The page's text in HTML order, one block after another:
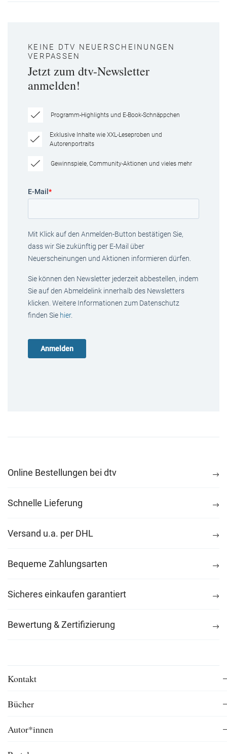
KEINE DTV NEUERSCHEINUNGEN
VERPASSEN
Jetzt zum dtv-Newsletter
anmelden!
Programm-Highlights und E-Book-Schnäppchen
Exklusive Inhalte wie XXL-Leseproben und
Autorenportraits
Gewinnspiele, Community-Aktionen und vieles mehr
E-Mail *
Mit Klick auf den Anmelden-Button bestätigen Sie,
dass wir Sie zukünftig per E-Mail über
Neuerscheinungen und Aktionen informieren dürfen.
Sie können den Newsletter jederzeit abbestellen, indem
Sie auf den Abmeldelink innerhalb des Newsletters
klicken. Weitere Informationen zum Datenschutz
finden Sie hier.
Online Bestellungen bei dtv
Schnelle Lieferung
Versand u.a. per DHL
Bequeme Zahlungsarten
Sicheres einkaufen garantiert
Bewertung & Zertifizierung
Kontakt
Bücher
Autor*innen